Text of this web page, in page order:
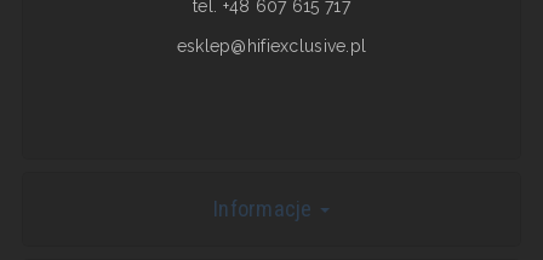
tel. +48 607 615 717
esklep@hifiexclusive.pl
Informacje